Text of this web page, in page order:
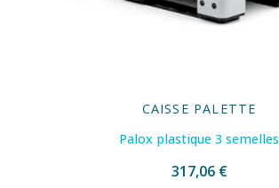
CAISSE PALETTE
Palox plastique 3 semelles
317,06 €